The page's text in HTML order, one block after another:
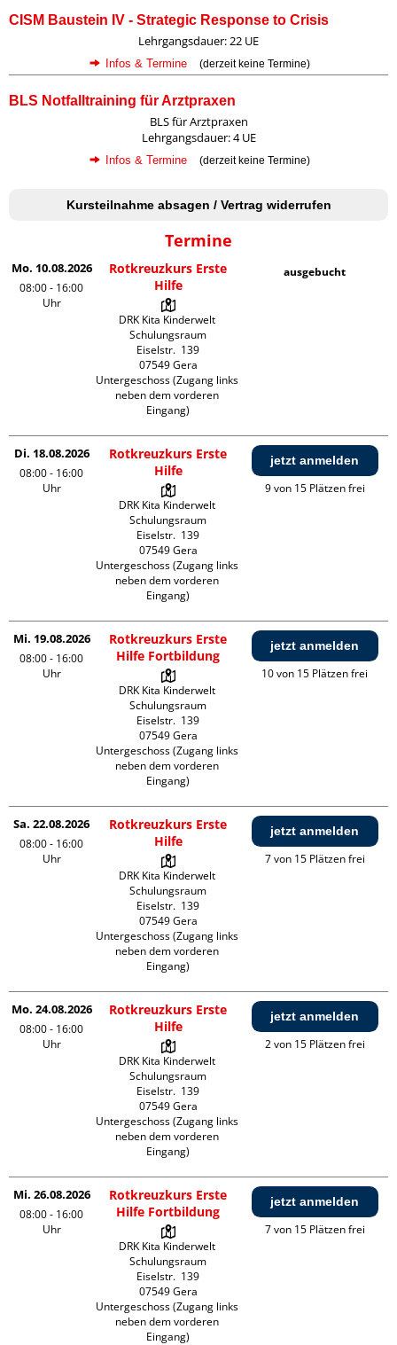
CISM Baustein IV - Strategic Response to Crisis
Lehrgangsdauer: 22 UE
Infos & Termine (derzeit keine Termine)
BLS Notfalltraining für Arztpraxen
BLS für Arztpraxen
Lehrgangsdauer: 4 UE
Infos & Termine (derzeit keine Termine)
Kursteilnahme absagen / Vertrag widerrufen
Termine
Mo. 10.08.2026
08:00 - 16:00
Uhr
Rotkreuzkurs Erste
Hilfe
DRK Kita Kinderwelt
Schulungsraum
Eiselstr.  139
07549 Gera
Untergeschoss (Zugang links
neben dem vorderen
Eingang)
ausgebucht
Di. 18.08.2026
08:00 - 16:00
Uhr
Rotkreuzkurs Erste
Hilfe
DRK Kita Kinderwelt
Schulungsraum
Eiselstr.  139
07549 Gera
Untergeschoss (Zugang links
neben dem vorderen
Eingang)
jetzt anmelden
9 von 15 Plätzen frei
Mi. 19.08.2026
08:00 - 16:00
Uhr
Rotkreuzkurs Erste
Hilfe Fortbildung
DRK Kita Kinderwelt
Schulungsraum
Eiselstr.  139
07549 Gera
Untergeschoss (Zugang links
neben dem vorderen
Eingang)
jetzt anmelden
10 von 15 Plätzen frei
Sa. 22.08.2026
08:00 - 16:00
Uhr
Rotkreuzkurs Erste
Hilfe
DRK Kita Kinderwelt
Schulungsraum
Eiselstr.  139
07549 Gera
Untergeschoss (Zugang links
neben dem vorderen
Eingang)
jetzt anmelden
7 von 15 Plätzen frei
Mo. 24.08.2026
08:00 - 16:00
Uhr
Rotkreuzkurs Erste
Hilfe
DRK Kita Kinderwelt
Schulungsraum
Eiselstr.  139
07549 Gera
Untergeschoss (Zugang links
neben dem vorderen
Eingang)
jetzt anmelden
2 von 15 Plätzen frei
Mi. 26.08.2026
08:00 - 16:00
Uhr
Rotkreuzkurs Erste
Hilfe Fortbildung
DRK Kita Kinderwelt
Schulungsraum
Eiselstr.  139
07549 Gera
Untergeschoss (Zugang links
neben dem vorderen
Eingang)
jetzt anmelden
7 von 15 Plätzen frei